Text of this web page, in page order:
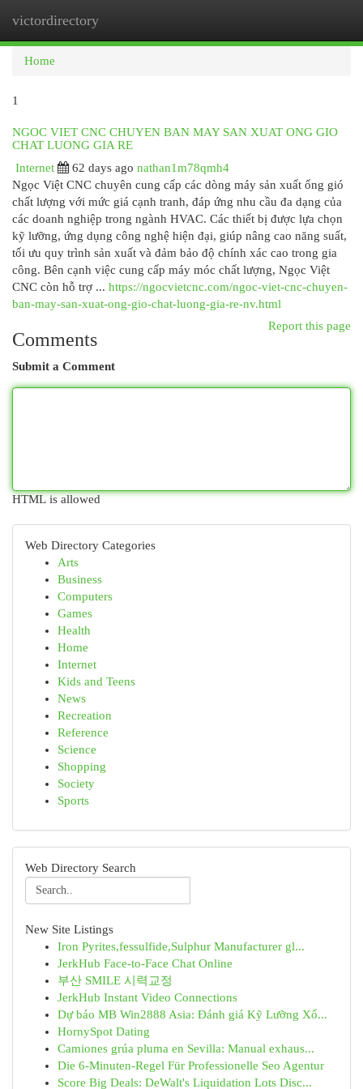
victordirectory
Home
1
NGOC VIET CNC CHUYEN BAN MAY SAN XUAT ONG GIO
CHAT LUONG GIA RE
Internet
62 days ago nathan1m78qmh4
Ngọc Việt CNC chuyên cung cấp các dòng máy sản xuất ống gió
chất lượng với mức giá cạnh tranh, đáp ứng nhu cầu đa dạng của
các doanh nghiệp trong ngành HVAC. Các thiết bị được lựa chọn
kỹ lưỡng, ứng dụng công nghệ hiện đại, giúp nâng cao năng suất,
tối ưu quy trình sản xuất và đảm bảo độ chính xác cao trong gia
công. Bên cạnh việc cung cấp máy móc chất lượng, Ngọc Việt
CNC còn hỗ trợ ... https://ngocvietcnc.com/ngoc-viet-cnc-chuyen-
ban-may-san-xuat-ong-gio-chat-luong-gia-re-nv.html
Report this page
Comments
Submit a Comment
HTML is allowed
Web Directory Categories
Arts
Business
Computers
Games
Health
Home
Internet
Kids and Teens
News
Recreation
Reference
Science
Shopping
Society
Sports
Web Directory Search
New Site Listings
Iron Pyrites,fessulfide,Sulphur Manufacturer gl...
JerkHub Face-to-Face Chat Online
부산 SMILE 시력교정
JerkHub Instant Video Connections
Dự báo MB Win2888 Asia: Đánh giá Kỹ Lưỡng Xổ...
HornySpot Dating
Camiones grúa pluma en Sevilla: Manual exhaus...
Die 6-Minuten-Regel Für Professionelle Seo Agentur
Score Big Deals: DeWalt's Liquidation Lots Disc...